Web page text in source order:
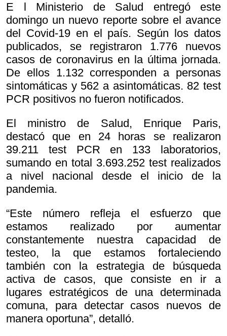
E l Ministerio de Salud entregó este
domingo un nuevo reporte sobre el avance
del Covid-19 en el país. Según los datos
publicados, se registraron 1.776 nuevos
casos de coronavirus en la última jornada.
De ellos 1.132 corresponden a personas
sintomáticas y 562 a asintomáticas. 82 test
PCR positivos no fueron notificados.
El ministro de Salud, Enrique Paris,
destacó que en 24 horas se realizaron
39.211 test PCR en 133 laboratorios,
sumando en total 3.693.252 test realizados
a nivel nacional desde el inicio de la
pandemia.
“Este número refleja el esfuerzo que
estamos realizado por aumentar
constantemente nuestra capacidad de
testeo, la que estamos fortaleciendo
también con la estrategia de búsqueda
activa de casos, que consiste en ir a
lugares estratégicos de una determinada
comuna, para detectar casos nuevos de
manera oportuna”, detalló.